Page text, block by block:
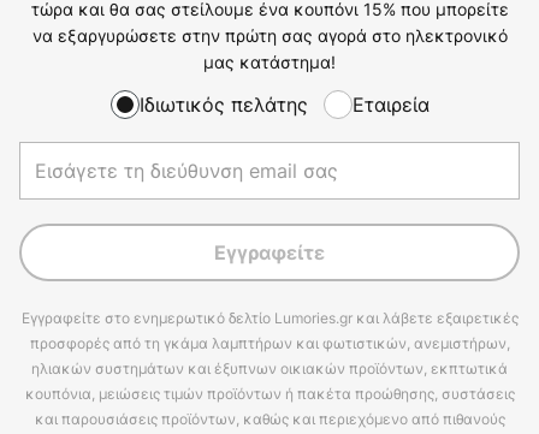
τώρα και θα σας στείλουμε ένα κουπόνι 15% που μπορείτε
να εξαργυρώσετε στην πρώτη σας αγορά στο ηλεκτρονικό
μας κατάστημα!
Ιδιωτικός πελάτης Εταιρεία
Εγγραφείτε
Εγγραφείτε στο ενημερωτικό δελτίο Lumories.gr και λάβετε εξαιρετικές
προσφορές από τη γκάμα λαμπτήρων και φωτιστικών, ανεμιστήρων,
ηλιακών συστημάτων και έξυπνων οικιακών προϊόντων, εκπτωτικά
κουπόνια, μειώσεις τιμών προϊόντων ή πακέτα προώθησης, συστάσεις
και παρουσιάσεις προϊόντων, καθώς και περιεχόμενο από πιθανούς